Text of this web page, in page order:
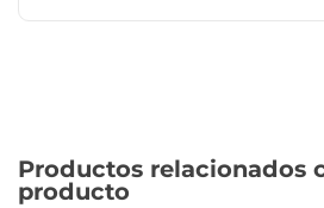
Productos relacionados
producto